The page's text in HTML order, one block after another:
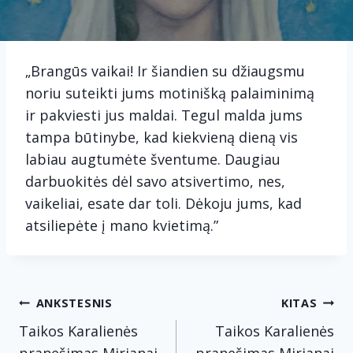
„Brangūs vaikai! Ir šiandien su džiaugsmu
noriu suteikti jums motinišką palaiminimą
ir pakviesti jus maldai. Tegul malda jums
tampa būtinybe, kad kiekvieną dieną vis
labiau augtumėte šventume. Daugiau
darbuokitės dėl savo atsivertimo, nes,
vaikeliai, esate dar toli. Dėkoju jums, kad
atsiliepėte į mano kvietimą.”
Navigacija
tarp
ANKSTESNIS
Taikos Karalienės
KITAS
Taikos Karalienės